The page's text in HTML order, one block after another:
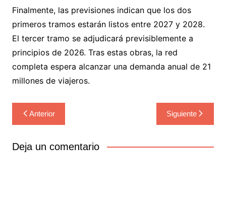
Finalmente, las previsiones indican que los dos
primeros tramos estarán listos entre 2027 y 2028.
El tercer tramo se adjudicará previsiblemente a
principios de 2026. Tras estas obras, la red
completa espera alcanzar una demanda anual de 21
millones de viajeros.
Navegación
de
entradas
Anterior Siguiente
Deja un comentario